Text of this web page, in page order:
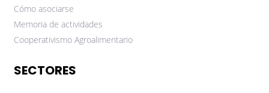
Cómo asociarse
Memoria de actividades
Cooperativismo Agroalimentario
SECTORES